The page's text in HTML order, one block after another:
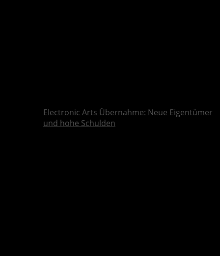
Electronic Arts Übernahme: Neue Eigentümer
und hohe Schulden